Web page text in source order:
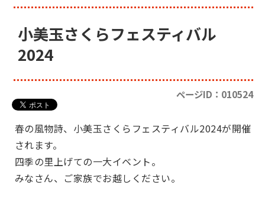
小美玉さくらフェスティバル
2024
ページID：010524
春の風物詩、小美玉さくらフェスティバル2024が開催
されます。
四季の里上げての一大イベント。
みなさん、ご家族でお越しください。